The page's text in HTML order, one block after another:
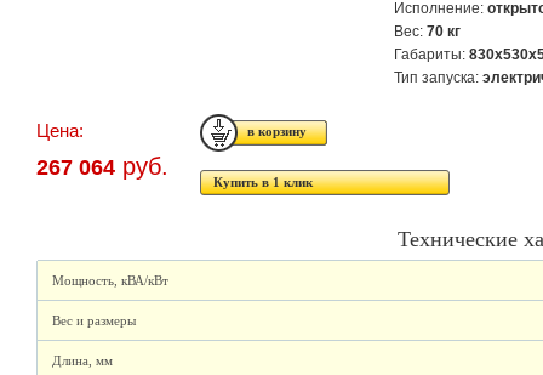
Исполнение:
Вес: 70 кг
Габариты:
Тип запуска:
Цена:
267 064 руб.
Купить в 1 клик
Технические
Мощность, кВА/кВт
Вес и размеры
Длина, мм